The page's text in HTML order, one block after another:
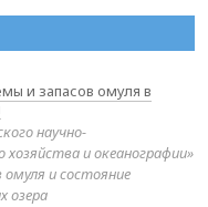
и запасов омуля в
научно-
и океанографии»
и состояние
озера